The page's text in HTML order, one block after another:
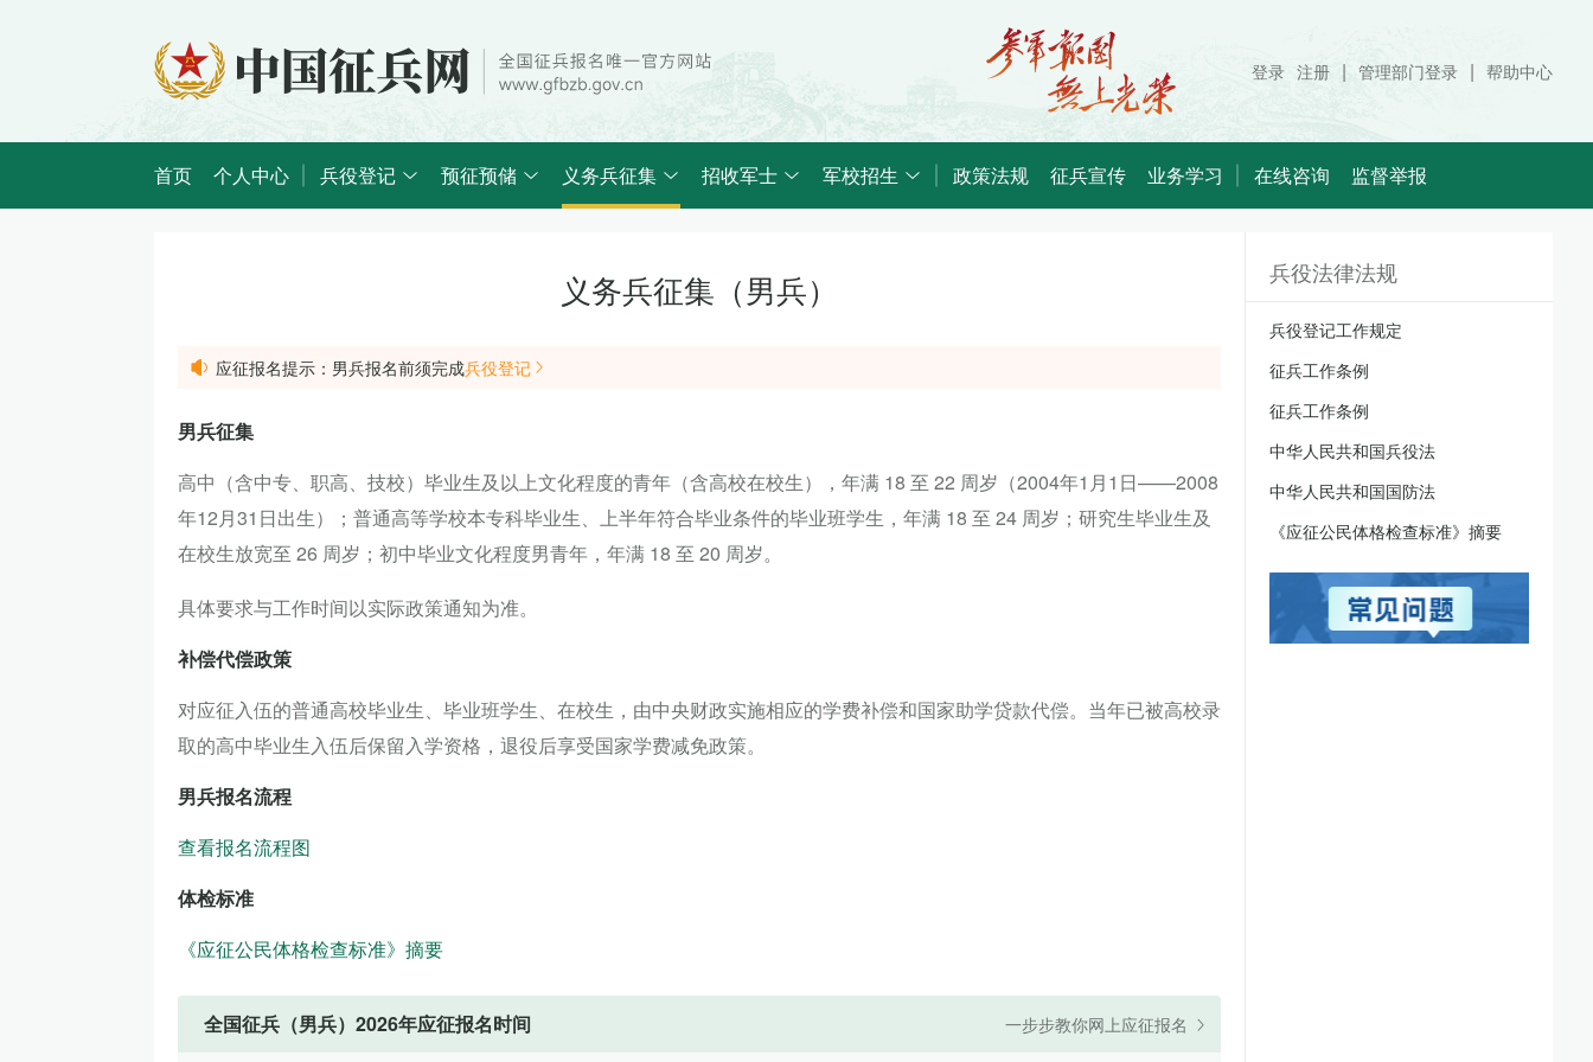
登录 注册 | 管理部门登录 | 帮助中心
首页 个人中心 兵役登记 预征预储 义务兵征集 招收军士 军校招生 政策法规 征兵宣传 业务学习 在线咨询 监督举报
义务兵征集（男兵）
应征报名提示：男兵报名前须完成兵役登记
男兵征集
高中（含中专、职高、技校）毕业生及以上文化程度的青年（含高校在校生），年满 18 至 22 周岁（2004年1月1日——2008
年12月31日出生）；普通高等学校本专科毕业生、上半年符合毕业条件的毕业班学生，年满 18 至 24 周岁；研究生毕业生及
在校生放宽至 26 周岁；初中毕业文化程度男青年，年满 18 至 20 周岁。
具体要求与工作时间以实际政策通知为准。
补偿代偿政策
对应征入伍的普通高校毕业生、毕业班学生、在校生，由中央财政实施相应的学费补偿和国家助学贷款代偿。当年已被高校录
取的高中毕业生入伍后保留入学资格，退役后享受国家学费减免政策。
男兵报名流程
查看报名流程图
体检标准
《应征公民体格检查标准》摘要
全国征兵（男兵）2026年应征报名时间 一步步教你网上应征报名
兵役法律法规
兵役登记工作规定
征兵工作条例
征兵工作条例
中华人民共和国兵役法
中华人民共和国国防法
《应征公民体格检查标准》摘要